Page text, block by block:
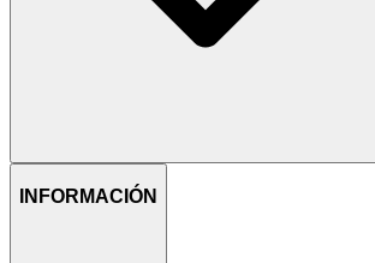
INFORMACIÓN